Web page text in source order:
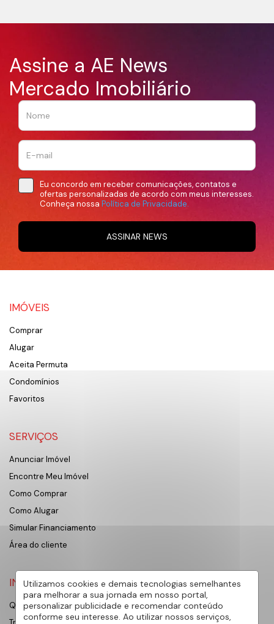
Utilizamos cookies e demais tecnologias semelhantes
para melhorar a sua jornada em nosso portal,
personalizar publicidade e recomendar conteúdo
conforme seu interesse. Ao utilizar nossos serviços,
Assine a AE News
Mercado Imobiliário
Eu concordo em receber comunicações, contatos e
ofertas personalizadas de acordo com meus interesses.
Conheça nossa Política de Privacidade.
ASSINAR NEWS
IMÓVEIS
Comprar
Alugar
Aceita Permuta
Condomínios
Favoritos
SERVIÇOS
Anunciar Imóvel
Encontre Meu Imóvel
Como Comprar
Como Alugar
Simular Financiamento
Área do cliente
INSTITUCIONAL
Quem Somos